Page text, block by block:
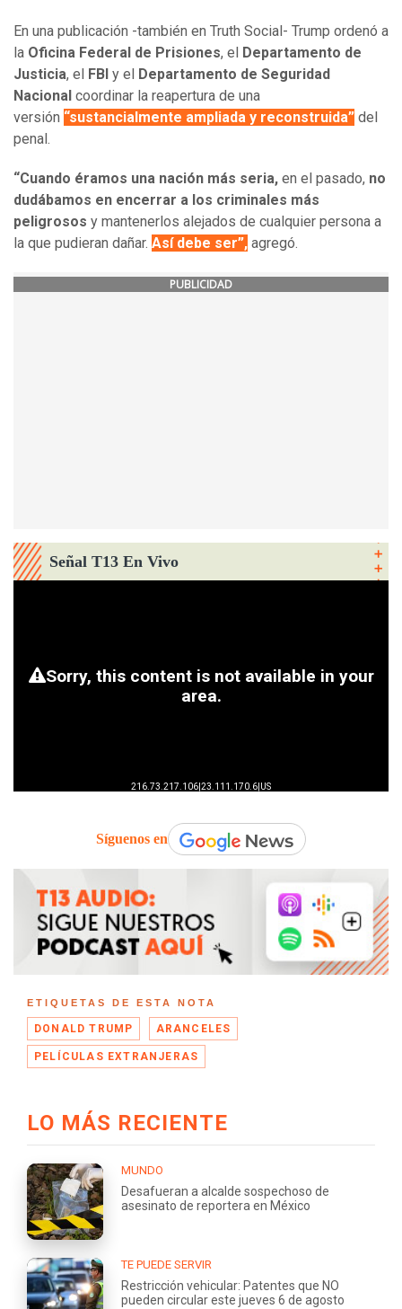
En una publicación -también en Truth Social- Trump ordenó a
la Oficina Federal de Prisiones, el Departamento de
Justicia, el FBI y el Departamento de Seguridad
Nacional coordinar la reapertura de una
versión “sustancialmente ampliada y reconstruida” del
penal.
“Cuando éramos una nación más seria, en el pasado, no
dudábamos en encerrar a los criminales más
peligrosos y mantenerlos alejados de cualquier persona a
la que pudieran dañar. Así debe ser”, agregó.
PUBLICIDAD
Señal T13 En Vivo
Síguenos en
ETIQUETAS DE ESTA NOTA
DONALD TRUMP ARANCELES
PELÍCULAS EXTRANJERAS
LO MÁS RECIENTE
MUNDO
Desafueran a alcalde sospechoso de
asesinato de reportera en México
TE PUEDE SERVIR
Restricción vehicular: Patentes que NO
pueden circular este jueves 6 de agosto